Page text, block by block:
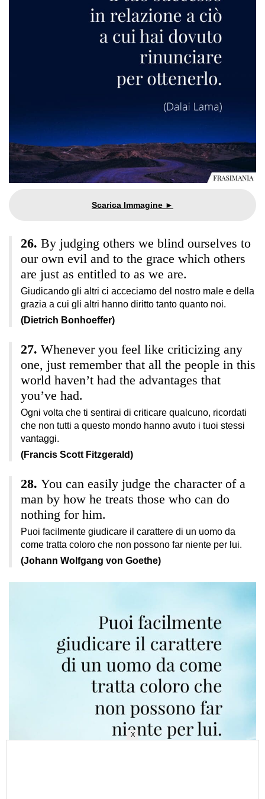
By judging others we blind ourselves to
our own evil and to the grace which others
are just as entitled to as we are.
Giudicando gli altri ci acceciamo del nostro male e della
grazia a cui gli altri hanno diritto tanto quanto noi.
(Dietrich Bonhoeffer)
Whenever you feel like criticizing any
one, just remember that all the people in this
world haven’t had the advantages that
you’ve had.
Ogni volta che ti sentirai di criticare qualcuno, ricordati
che non tutti a questo mondo hanno avuto i tuoi stessi
vantaggi.
(Francis Scott Fitzgerald)
You can easily judge the character of a
man by how he treats those who can do
nothing for him.
Puoi facilmente giudicare il carattere di un uomo da
come tratta coloro che non possono far niente per lui.
(Johann Wolfgang von Goethe)
X